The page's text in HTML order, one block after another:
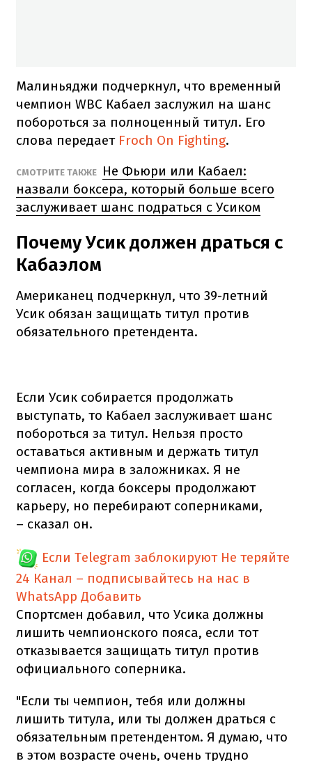
Малиньяджи подчеркнул, что временный
чемпион WBC Кабаел заслужил на шанс
побороться за полноценный титул. Его
слова передает Froch On Fighting.
СМОТРИТЕ ТАКЖЕ
Не Фьюри или Кабаел:
назвали боксера, который больше всего
заслуживает шанс подраться с Усиком
Почему Усик должен драться с
Кабаэлом
Американец подчеркнул, что 39-летний
Усик обязан защищать титул против
обязательного претендента.
Если Усик собирается продолжать
выступать, то Кабаел заслуживает шанс
побороться за титул. Нельзя просто
оставаться активным и держать титул
чемпиона мира в заложниках. Я не
согласен, когда боксеры продолжают
карьеру, но перебирают соперниками,
– сказал он.
Если Telegram заблокируют Не теряйте
24 Канал – подписывайтесь на нас в
WhatsApp Добавить
Спортсмен добавил, что Усика должны
лишить чемпионского пояса, если тот
отказывается защищать титул против
официального соперника.
"Если ты чемпион, тебя или должны
лишить титула, или ты должен драться с
обязательным претендентом. Я думаю, что
в этом возрасте очень, очень трудно